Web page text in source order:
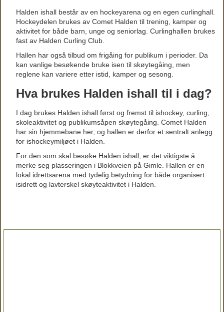
Halden ishall består av en hockeyarena og en egen curlinghall.
Hockeydelen brukes av Comet Halden til trening, kamper og
aktivitet for både barn, unge og seniorlag. Curlinghallen brukes
fast av Halden Curling Club.
Hallen har også tilbud om frigåing for publikum i perioder. Da
kan vanlige besøkende bruke isen til skøytegåing, men
reglene kan variere etter istid, kamper og sesong.
Hva brukes Halden ishall til i dag?
I dag brukes Halden ishall først og fremst til ishockey, curling,
skoleaktivitet og publikumsåpen skøytegåing. Comet Halden
har sin hjemmebane her, og hallen er derfor et sentralt anlegg
for ishockeymiljøet i Halden.
For den som skal besøke Halden ishall, er det viktigste å
merke seg plasseringen i Blokkveien på Gimle. Hallen er en
lokal idrettsarena med tydelig betydning for både organisert
isidrett og lavterskel skøyteaktivitet i Halden.